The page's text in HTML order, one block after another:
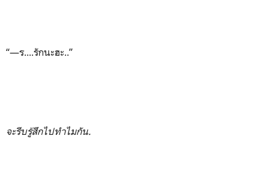
“—ร....รักนะฮะ..”
จะรีบรู้สึกไปทำไมกัน.